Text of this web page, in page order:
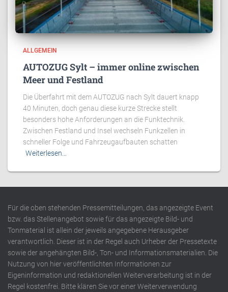
ALLGEMEIN
AUTOZUG Sylt – immer online zwischen
Meer und Festland
Die Überfahrt mit dem AUTOZUG nach Sylt dauert knapp
40 Minuten, doch genau diese kurze Strecke stellt
besonders hohe Anforderungen an die Funktechnik.
Zwischen Festland und Insel wechseln Funkzellen in
schneller Folge und Fahrzeugaufbauten schatten
Weiterlesen…
Für die oben stehenden Pressemitteilungen, das angezeigte Event
bzw. das Stellenangebot sowie für das angezeigte Bild- und
Tonmaterial ist allein der jeweils angegebene Herausgeber
verantwortlich. Dieser ist in der Regel auch Urheber der Pressetexte
sowie der angehängten Bild-, Ton- und Informationsmaterialien. Die
Nutzung von hier veröffentlichten Informationen zur
Eigeninformation und redaktionellen Weiterverarbeitung ist in der
Regel kostenfrei. Bitte klären Sie vor einer Weiterverwendung